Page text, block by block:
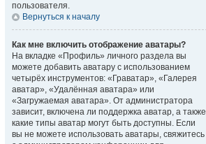
пользователя.
Вернуться к началу
Как мне включить отображение аватары?
На вкладке «Профиль» личного раздела вы
можете добавить аватару с использованием
четырёх инструментов: «Граватар», «Галерея
аватар», «Удалённая аватара» или
«Загружаемая аватара». От администратора
зависит, включена ли поддержка аватар, а также
какие типы аватар могут быть доступны. Если
вы не можете использовать аватары, свяжитесь